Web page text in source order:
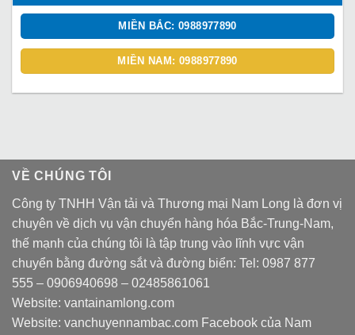
MIỀN BẮC: 0988977890
MIỀN NAM: 0988977890
VỀ CHÚNG TÔI
Công ty TNHH Vận tải và Thương mại Nam Long là đơn vị
chuyên về dịch vụ vận chuyển hàng hóa Bắc-Trung-Nam,
thế mạnh của chúng tôi là tập trung vào lĩnh vực vận
chuyển bằng đường sắt và đường biển: Tel: 0987 877
555 – 0906940698 – 02485861061
Website: vantainamlong.com
Website: vanchuyennambac.com Facebook của Nam